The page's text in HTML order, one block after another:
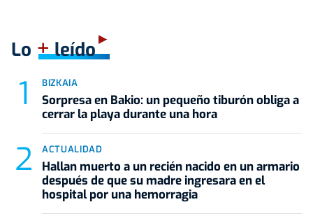
Lo +leído
BIZKAIA
Sorpresa en Bakio: un pequeño tiburón obliga a
cerrar la playa durante una hora
ACTUALIDAD
Hallan muerto a un recién nacido en un armario
después de que su madre ingresara en el
hospital por una hemorragia